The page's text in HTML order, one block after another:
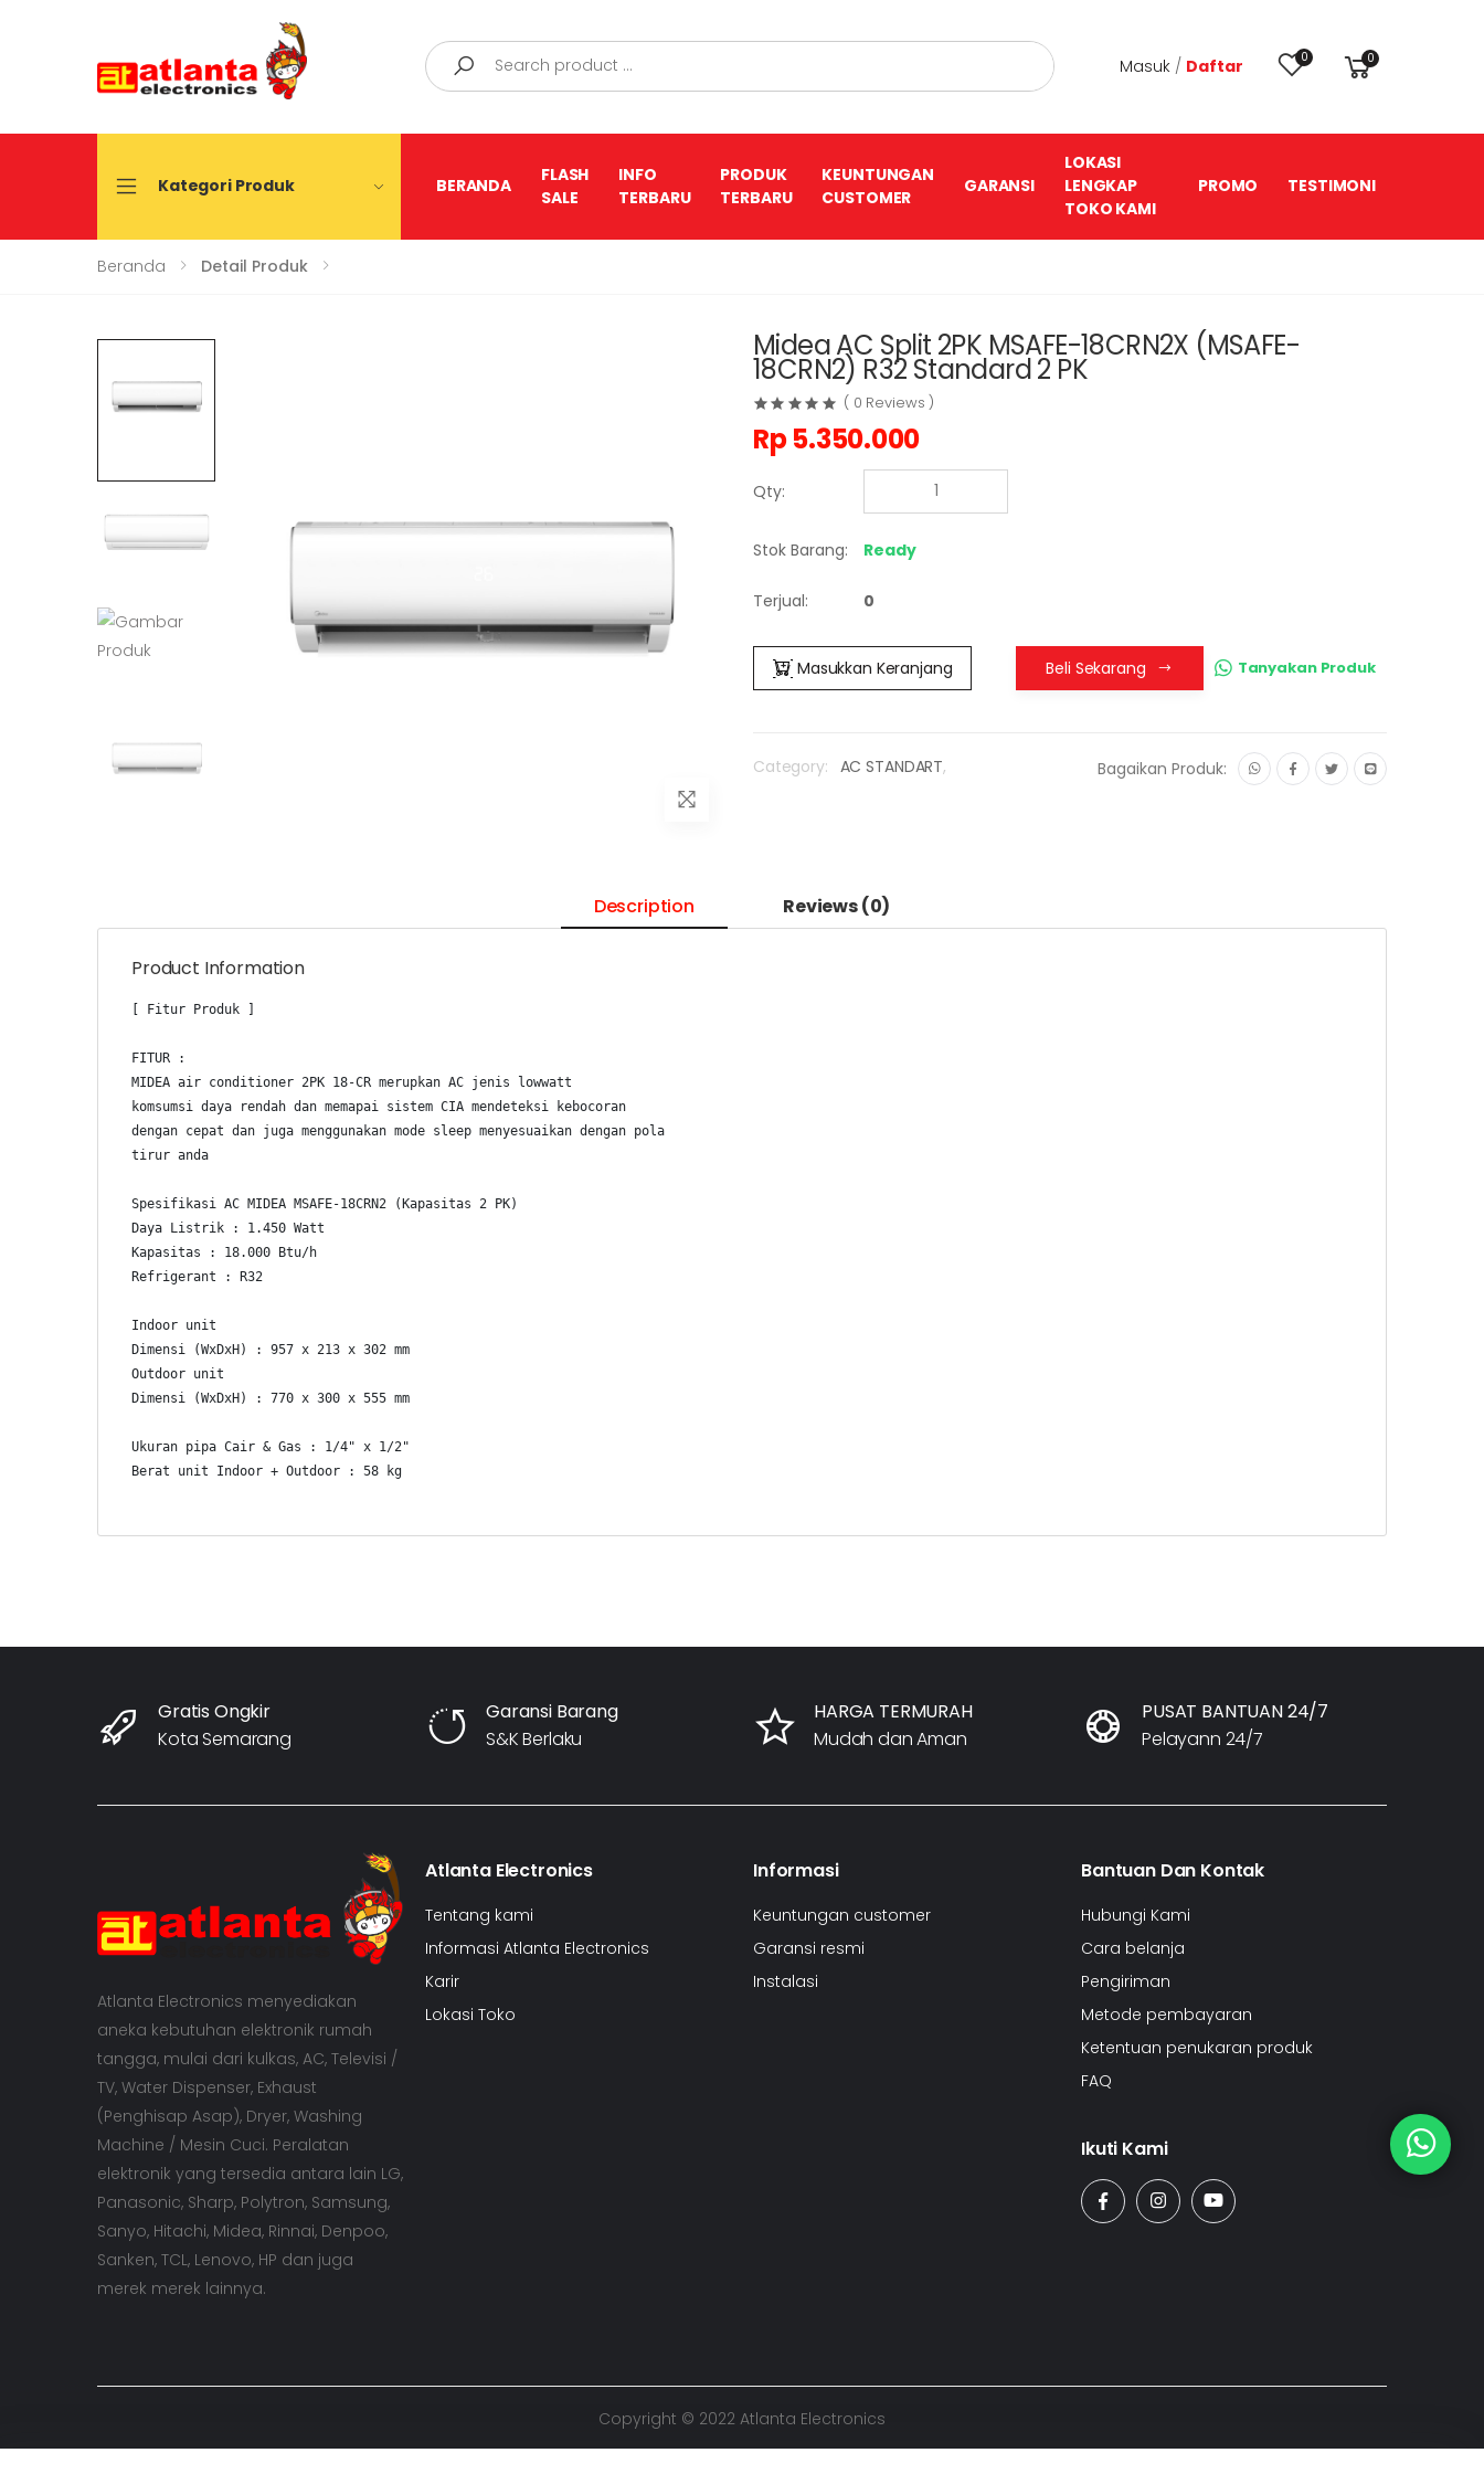
Search
Masuk / Daftar 0 0
Kategori Produk BERANDA
FLASH
SALE
INFO
TERBARU
PRODUK
TERBARU
KEUNTUNGAN
CUSTOMER
GARANSI
LOKASI
LENGKAP
TOKO KAMI
PROMO TESTIMONI
Beranda Detail Produk
Midea AC Split 2PK MSAFE-18CRN2X (MSAFE-
18CRN2) R32 Standard 2 PK
( 0 Reviews )
Rp5.350.000
Qty:
Stok Barang: Ready
Terjual: 0
Masukkan Keranjang Beli Sekarang Tanyakan Produk
Category: AC STANDART, Bagaikan Produk:
Description Reviews (0)
Product Information
[ Fitur Produk ]
FITUR :
MIDEA air conditioner 2PK 18-CR merupkan AC jenis lowwatt
komsumsi daya rendah dan memapai sistem CIA mendeteksi kebocoran
dengan cepat dan juga menggunakan mode sleep menyesuaikan dengan pola
tirur anda
Spesifikasi AC MIDEA MSAFE-18CRN2 (Kapasitas 2 PK)
Daya Listrik : 1.450 Watt
Kapasitas : 18.000 Btu/h
Refrigerant : R32
Indoor unit
Dimensi (WxDxH) : 957 x 213 x 302 mm
Outdoor unit
Dimensi (WxDxH) : 770 x 300 x 555 mm
Ukuran pipa Cair & Gas : 1/4" x 1/2"
Berat unit Indoor + Outdoor : 58 kg
Gratis Ongkir
Kota Semarang
Garansi Barang
S&K Berlaku
HARGA TERMURAH
Mudah dan Aman
PUSAT BANTUAN 24/7
Pelayann 24/7
Atlanta Electronics menyediakan
aneka kebutuhan elektronik rumah
tangga, mulai dari kulkas, AC, Televisi /
TV, Water Dispenser, Exhaust
(Penghisap Asap), Dryer, Washing
Machine / Mesin Cuci. Peralatan
elektronik yang tersedia antara lain LG,
Panasonic, Sharp, Polytron, Samsung,
Sanyo, Hitachi, Midea, Rinnai, Denpoo,
Sanken, TCL, Lenovo, HP dan juga
merek merek lainnya.
Atlanta Electronics
Tentang kami
Informasi Atlanta Electronics
Karir
Lokasi Toko
Informasi
Keuntungan customer
Garansi resmi
Instalasi
Bantuan Dan Kontak
Hubungi Kami
Cara belanja
Pengiriman
Metode pembayaran
Ketentuan penukaran produk
FAQ
Ikuti Kami
Copyright © 2022 Atlanta Electronics